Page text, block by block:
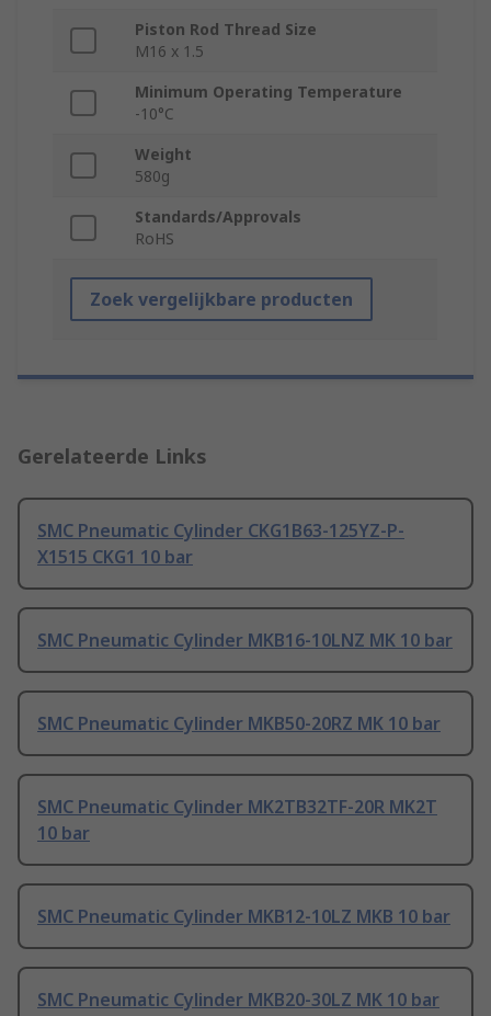
Piston Rod Thread Size
M16 x 1.5
Minimum Operating Temperature
-10°C
Weight
580g
Standards/Approvals
RoHS
Zoek vergelijkbare producten
Gerelateerde Links
SMC Pneumatic Cylinder CKG1B63-125YZ-P-
X1515 CKG1 10 bar
SMC Pneumatic Cylinder MKB16-10LNZ MK 10 bar
SMC Pneumatic Cylinder MKB50-20RZ MK 10 bar
SMC Pneumatic Cylinder MK2TB32TF-20R MK2T
10 bar
SMC Pneumatic Cylinder MKB12-10LZ MKB 10 bar
SMC Pneumatic Cylinder MKB20-30LZ MK 10 bar